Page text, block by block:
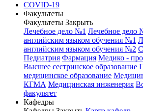
COVID-19
Факультеты
Факультеты Закрыть
Лечебное дело №1 Лечебное дело
английским языком обучения №1
английским языком обучения №2
Педиатрия Фармация Медико -
Высшее сестринское образование
медицинское образование
КГМА Медицинская инженерия
факультет
Кафедры